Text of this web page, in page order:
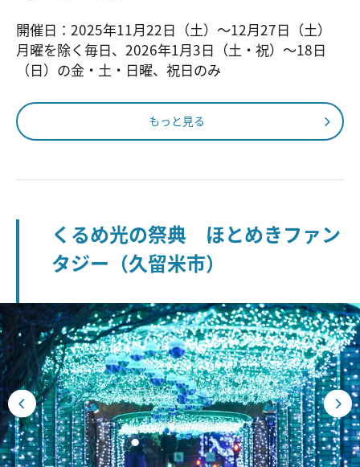
開催日：2025年11月22日（土）～12月27日（土）
月曜を除く毎日、2026年1月3日（土・祝）～18日
（日）の金・土・日曜、祝日のみ
もっと見る
くるめ光の祭典 ほとめきファン
タジー（久留米市）